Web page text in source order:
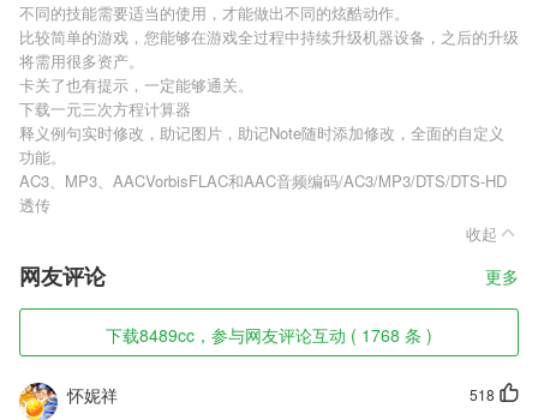
不同的技能需要适当的使用，才能做出不同的炫酷动作。
比较简单的游戏，您能够在游戏全过程中持续升级机器设备，之后的升级
将需用很多资产。
卡关了也有提示，一定能够通关。
下载一元三次方程计算器
释义例句实时修改，助记图片，助记Note随时添加修改，全面的自定义
功能。
AC3、MP3、AACVorbisFLAC和AAC音频编码/AC3/MP3/DTS/DTS-HD
透传
收起
网友评论 更多
下载8489cc，参与网友评论互动 ( 1768 条 )
518
怀妮祥